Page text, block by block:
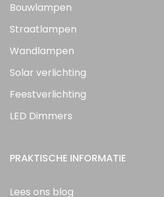
Bouwlampen
Straatlampen
Wandlampen
Solar verlichting
Feestverlichting
LED Dimmers
PRAKTISCHE INFORMATIE
Lees ons blog